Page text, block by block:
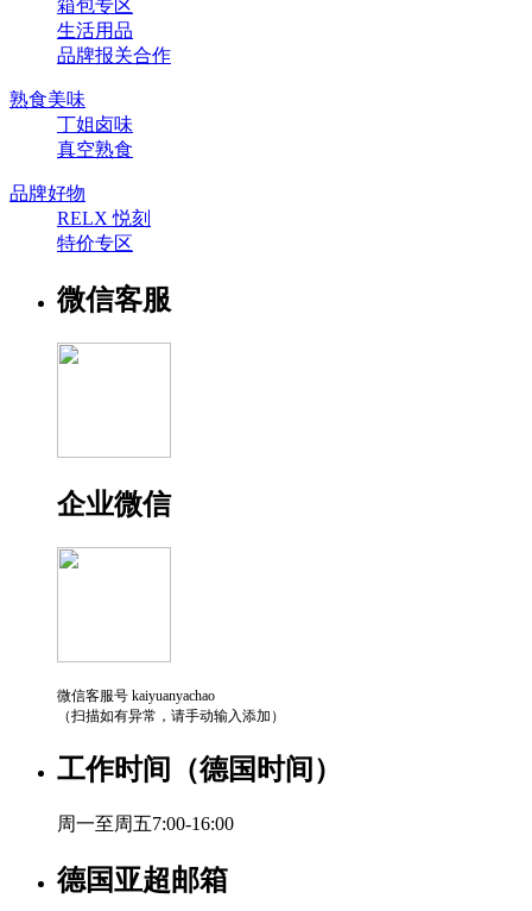
箱包专区
生活用品
品牌报关合作
熟食美味
丁姐卤味
真空熟食
品牌好物
RELX 悦刻
特价专区
微信客服
企业微信
微信客服号 kaiyuanyachao
（扫描如有异常，请手动输入添加）
工作时间（德国时间）
周一至周五7:00-16:00
德国亚超邮箱